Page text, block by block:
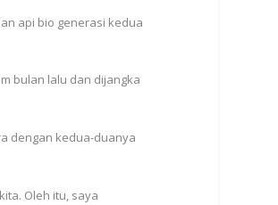
api bio generasi kedua
bulan lalu dan dijangka
dengan kedua-duanya
Oleh itu, saya